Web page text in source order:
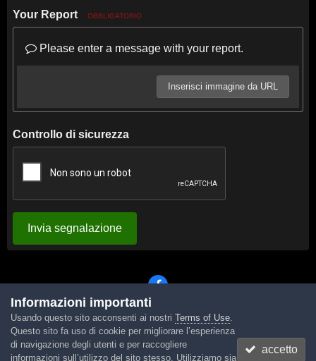
Your Report OBBLIGATORIO
Please enter a message with your report.
Inserisci immagine da URL
Controllo di sicurezza
Invia segnalazione
Lingua Tema Contattaci Cookies
Powered by Invision Community
Informazioni importanti
Usando questo sito acconsenti ai nostri Terms of Use.
Questo sito fa uso di cookie per migliorare l’esperienza
di navigazione degli utenti e per raccogliere
informazioni sull’utilizzo del sito stesso. Utilizziamo sia
accetto